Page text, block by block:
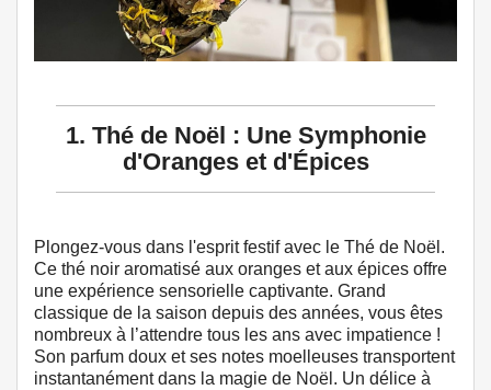
1. Thé de Noël : Une Symphonie
d'Oranges et d'Épices
Plongez-vous dans l'esprit festif avec le Thé de Noël.
Ce thé noir aromatisé aux oranges et aux épices offre
une expérience sensorielle captivante. Grand
classique de la saison depuis des années, vous êtes
nombreux à l’attendre tous les ans avec impatience !
Son parfum doux et ses notes moelleuses transportent
instantanément dans la magie de Noël. Un délice à